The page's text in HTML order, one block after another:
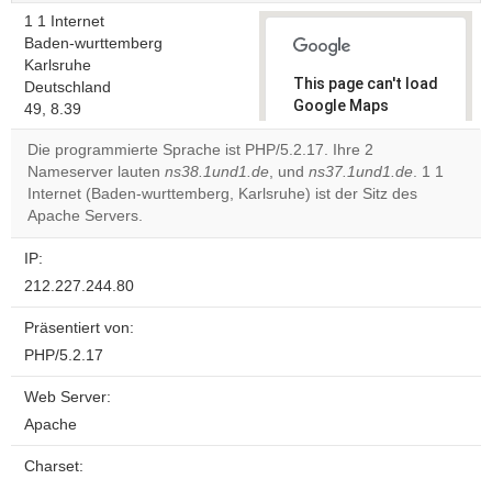
1 1 Internet
Baden-wurttemberg
Karlsruhe
Deutschland
49, 8.39
This page can't load
Google Maps
correctly.
Do you
own this
OK
Die programmierte Sprache ist PHP/5.2.17. Ihre 2
Nameserver lauten ns38.1und1.de, und ns37.1und1.de. 1 1
Internet (Baden-wurttemberg, Karlsruhe) ist der Sitz des
Apache Servers.
IP:
212.227.244.80
Präsentiert von:
PHP/5.2.17
Web Server:
Apache
Charset: